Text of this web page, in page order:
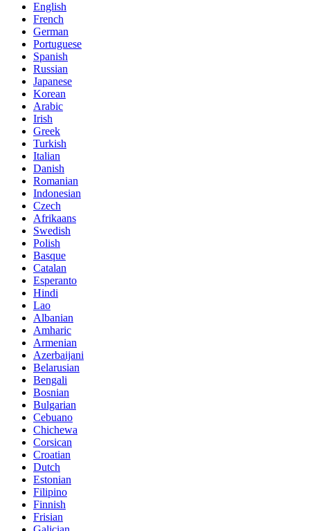
English
French
German
Portuguese
Spanish
Russian
Japanese
Korean
Arabic
Irish
Greek
Turkish
Italian
Danish
Romanian
Indonesian
Czech
Afrikaans
Swedish
Polish
Basque
Catalan
Esperanto
Hindi
Lao
Albanian
Amharic
Armenian
Azerbaijani
Belarusian
Bengali
Bosnian
Bulgarian
Cebuano
Chichewa
Corsican
Croatian
Dutch
Estonian
Filipino
Finnish
Frisian